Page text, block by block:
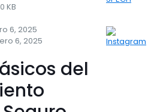
KB
6, 2025
6, 2025
del